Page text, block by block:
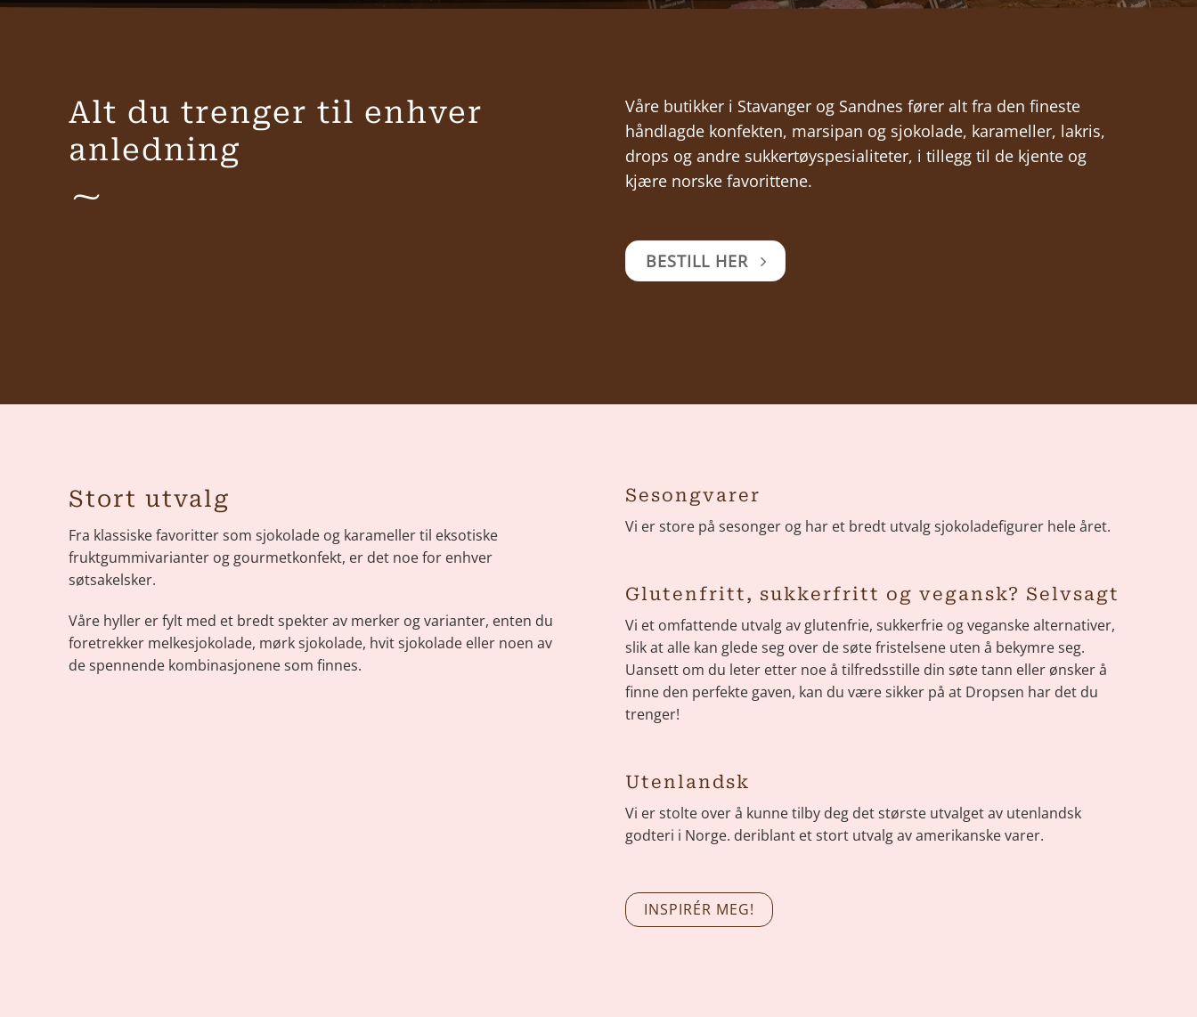
Alt du trenger til enhver
anledning
Våre butikker i Stavanger og Sandnes fører alt fra den fineste
håndlagde konfekten, marsipan og sjokolade, karameller, lakris,
drops og andre sukkertøyspesialiteter, i tillegg til de kjente og
kjære norske favorittene.
BESTILL HER
Stort utvalg
Fra klassiske favoritter som sjokolade og karameller til eksotiske
fruktgummivarianter og gourmetkonfekt, er det noe for enhver
søtsakelsker.
Våre hyller er fylt med et bredt spekter av merker og varianter, enten du
foretrekker melkesjokolade, mørk sjokolade, hvit sjokolade eller noen av
de spennende kombinasjonene som finnes.
Sesongvarer
Vi er store på sesonger og har et bredt utvalg sjokoladefigurer hele året.
Glutenfritt, sukkerfritt og vegansk? Selvsagt
Vi et omfattende utvalg av glutenfrie, sukkerfrie og veganske alternativer,
slik at alle kan glede seg over de søte fristelsene uten å bekymre seg.
Uansett om du leter etter noe å tilfredsstille din søte tann eller ønsker å
finne den perfekte gaven, kan du være sikker på at Dropsen har det du
trenger!
Utenlandsk
Vi er stolte over å kunne tilby deg det største utvalget av utenlandsk
godteri i Norge. deriblant et stort utvalg av amerikanske varer.
INSPIRÉR MEG!